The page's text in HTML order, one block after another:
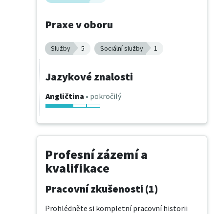
Praxe v oboru
Služby 5 Sociální služby 1
Jazykové znalosti
Angličtina • pokročilý
Profesní zázemí a
kvalifikace
Pracovní zkušenosti (1)
Prohlédněte si kompletní pracovní historii